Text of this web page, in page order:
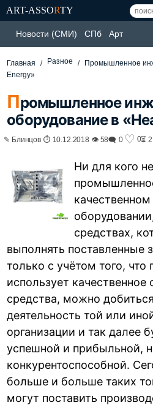
ART-ASSORTY
Новости (СМИ) СПб Арт
Главная Разное
Промышленное
Energy»
Промышленное
оборудование в
✎ Блинцов ⏱ 10.12.2018 👁 58🗨 0 ♡ 0⏳
Ни для кого
средствах,
выполнять поставленные
только с учётом того,
использует качественное
средства, можно
деятельность той или
организации и так далее
успешной и прибыльной,
конкурентоспособной.
больше и больше таких
могут поставить